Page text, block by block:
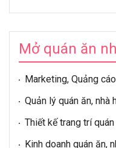
Mở quán ăn
Marketing, Quảng
Quản lý quán ăn, nhà
Thiết kế trang trí quán
Kinh doanh quán ăn,